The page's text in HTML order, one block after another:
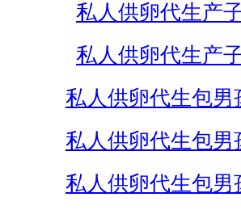
私人供卵代生产
私人供卵代生产
私人供卵代生包男
私人供卵代生包男
私人供卵代生包男